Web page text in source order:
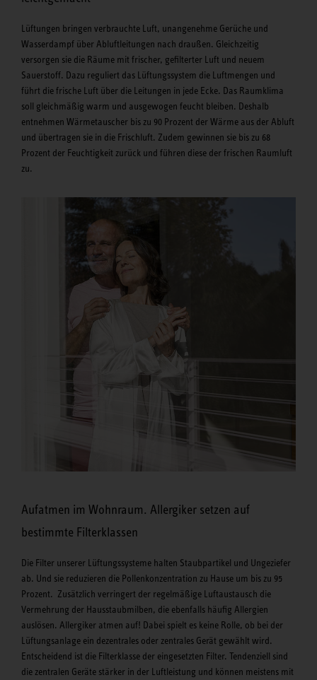
Lüftungen bringen verbrauchte Luft, unangenehme Gerüche und
Wasserdampf über Abluftleitungen nach draußen. Gleichzeitig
versorgen sie die Räume mit frischer, gefilterter Luft und neuem
Sauerstoff. Dazu reguliert das Lüftungssystem die Luftmengen und
führt die frische Luft über die Leitungen in jede Ecke. Das Raumklima
soll gleichmäßig warm und ausgewogen feucht bleiben. Deshalb
entnehmen Wärmetauscher bis zu 90 Prozent der Wärme aus der Abluft
und übertragen sie in die Frischluft. Zudem gewinnen sie bis zu 68
Prozent der Feuchtigkeit zurück und führen diese der frischen Raumluft
zu.
Aufatmen im Wohnraum. Allergiker setzen auf
bestimmte Filterklassen
Die Filter unserer Lüftungssysteme halten Staubpartikel und Ungeziefer
ab. Und sie reduzieren die Pollenkonzentration zu Hause um bis zu 95
Prozent. Zusätzlich verringert der regelmäßige Luftaustausch die
Vermehrung der Hausstaubmilben, die ebenfalls häufig Allergien
auslösen. Allergiker atmen auf! Dabei spielt es keine Rolle, ob bei der
Lüftungsanlage ein dezentrales oder zentrales Gerät gewählt wird.
Entscheidend ist die Filterklasse der eingesetzten Filter. Tendenziell sind
die zentralen Geräte stärker in der Luftleistung und können meistens mit